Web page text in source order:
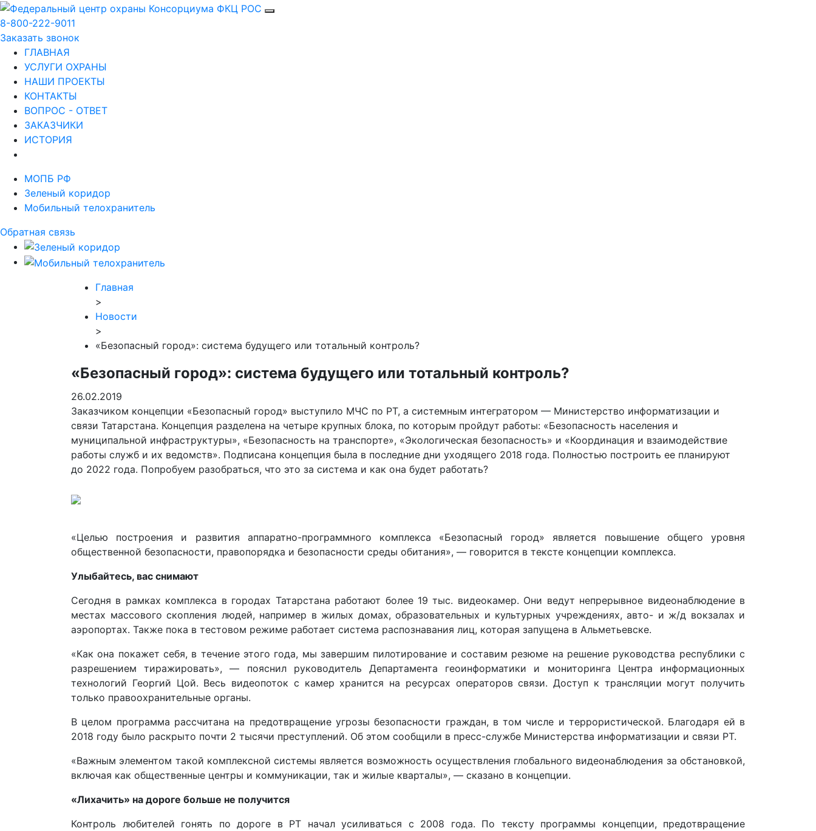
8-800-222-9011
Заказать звонок
ГЛАВНАЯ
УСЛУГИ ОХРАНЫ
НАШИ ПРОЕКТЫ
КОНТАКТЫ
ВОПРОС - ОТВЕТ
ЗАКАЗЧИКИ
ИСТОРИЯ
МОПБ РФ
Зеленый коридор
Мобильный телохранитель
Обратная связь
Главная
>
Новости
>
«Безопасный город»: система будущего или тотальный контроль?
«Безопасный город»: система будущего или тотальный контроль?
26.02.2019
Заказчиком концепции «Безопасный город» выступило МЧС по РТ, а системным интегратором — Министерство информатизации и
связи Татарстана. Концепция разделена на четыре крупных блока, по которым пройдут работы: «Безопасность населения и
муниципальной инфраструктуры», «Безопасность на транспорте», «Экологическая безопасность» и «Координация и взаимодействие
работы служб и их ведомств». Подписана концепция была в последние дни уходящего 2018 года. Полностью построить ее планируют
до 2022 года. Попробуем разобраться, что это за система и как она будет работать?
«Целью построения и развития аппаратно-программного комплекса «Безопасный город» является повышение общего уровня
общественной безопасности, правопорядка и безопасности среды обитания», — говорится в тексте концепции комплекса.
Улыбайтесь, вас снимают
Сегодня в рамках комплекса в городах Татарстана работают более 19 тыс. видеокамер. Они ведут непрерывное видеонаблюдение в
местах массового скопления людей, например в жилых домах, образовательных и культурных учреждениях, авто- и ж/д вокзалах и
аэропортах. Также пока в тестовом режиме работает система распознавания лиц, которая запущена в Альметьевске.
«Как она покажет себя, в течение этого года, мы завершим пилотирование и составим резюме на решение руководства республики с
разрешением тиражировать», — пояснил руководитель Департамента геоинформатики и мониторинга Центра информационных
технологий Георгий Цой. Весь видеопоток с камер хранится на ресурсах операторов связи. Доступ к трансляции могут получить
только правоохранительные органы.
В целом программа рассчитана на предотвращение угрозы безопасности граждан, в том числе и террористической. Благодаря ей в
2018 году было раскрыто почти 2 тысячи преступлений. Об этом сообщили в пресс-службе Министерства информатизации и связи РТ.
«Важным элементом такой комплексной системы является возможность осуществления глобального видеонаблюдения за обстановкой,
включая как общественные центры и коммуникации, так и жилые кварталы», — сказано в концепции.
«Лихачить» на дороге больше не получится
Контроль любителей гонять по дороге в РТ начал усиливаться с 2008 года. По тексту программы концепции, предотвращение